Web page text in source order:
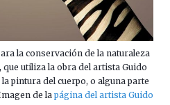
la conservación de la naturaleza
utiliza la obra del artista Guido
pintura del cuerpo, o alguna parte
de la página del artista Guido